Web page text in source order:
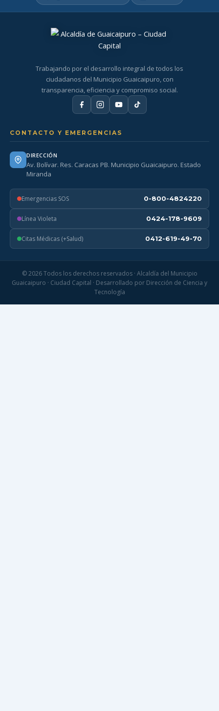
Trabajando por el desarrollo integral de todos los
ciudadanos del Municipio Guaicaipuro, con
transparencia, eficiencia y compromiso social.
CONTACTO Y EMERGENCIAS
DIRECCIÓN
Av. Bolívar. Res. Caracas PB. Municipio Guaicaipuro. Estado
Miranda
Emergencias SOS 0-800-4824220
Línea Violeta 0424-178-9609
Citas Médicas (+Salud) 0412-619-49-70
© 2026 Todos los derechos reservados · Alcaldía del Municipio
Guaicaipuro · Ciudad Capital · Desarrollado por Dirección de Ciencia y
Tecnología